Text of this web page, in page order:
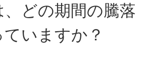
どの期間の騰落
いますか？